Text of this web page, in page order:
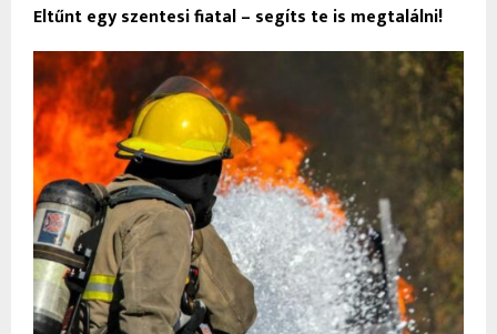
Eltűnt egy szentesi fiatal – segíts te is megtalálni!